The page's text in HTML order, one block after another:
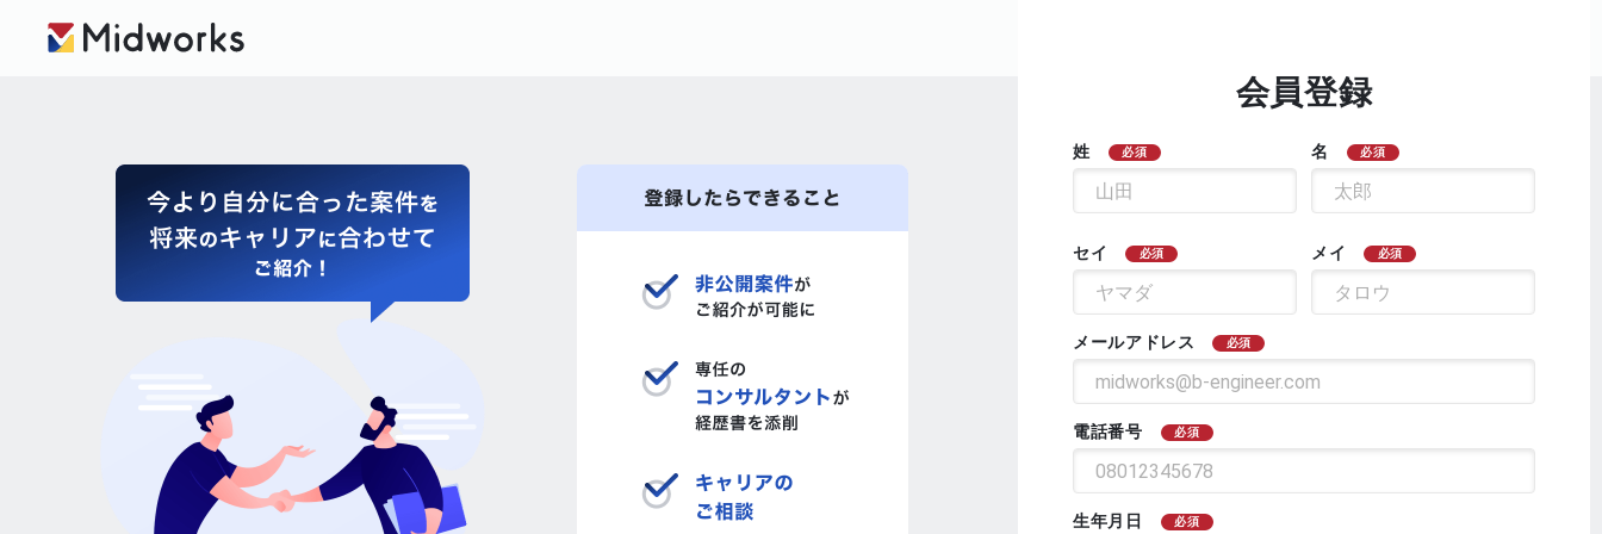
会員登録
姓 必須 名 必須
セイ 必須 メイ 必須
メールアドレス 必須
電話番号 必須
生年月日 必須